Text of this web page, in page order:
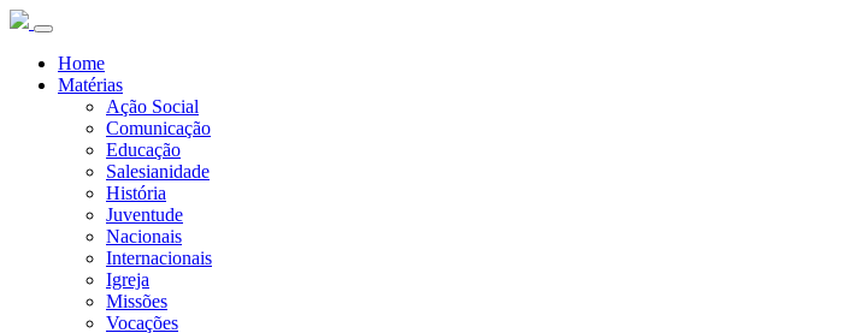
Home
Matérias
Ação Social
Comunicação
Educação
Salesianidade
História
Juventude
Nacionais
Internacionais
Igreja
Missões
Vocações